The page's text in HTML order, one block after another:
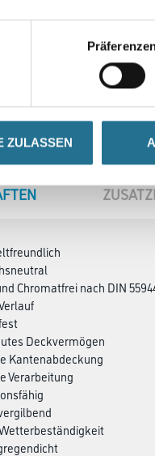
ZULASSEN
Chromatfrei nach DIN
Deckvermögen
Kantenabdeckung
Verarbeitung